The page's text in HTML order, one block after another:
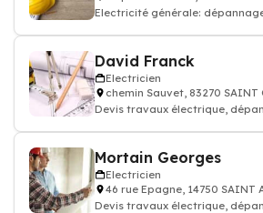
Electricité générale:
David Franck
Electricien
chemin Sauvet, 83270 SAINT
Devis travaux électrique,
Mortain Georges
Electricien
46 rue Epagne, 14750 SAINT
Devis travaux électrique,